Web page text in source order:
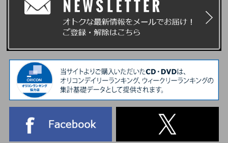
④応募の当落は、応募サイトに登録したメールアドレス宛てにお送りいたし
ます。
※CDを予約したサイトからの連絡はいたしません。
⑤当選のお客様へは６月8日(月)18:00頃に「オンラインイベント参加用シリ
⑥指定された身分証明を忘れずに持参してイベントをお楽しみください！！
＜応募対象商品＞
応募対象商品はこちら
※上記オンラインイベント応募用CD予約対象商品以外でご予約・ご購入い
※ご予約の際は必ず商品ページに「オンラインイベント応募用シリアルナン
バー付き」の表示があることを確認し、指定してご予約ください。
表示がない通常商品を誤って予約してしまった場合の変更、キャンセルはで